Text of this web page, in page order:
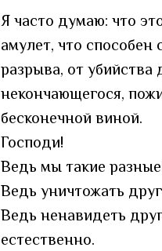
Я часто думаю: что
амулет, что
разрыва, от убийства
некончающегося,
бесконечной виной.
Господи!
Ведь мы такие
Ведь уничтожать
Ведь ненавидеть
естественно.